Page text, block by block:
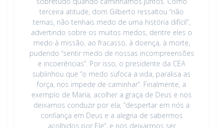
terceira atitude, dom Gilberto ressaltou “não
temas, não tenhais medo de uma história difícil”,
advertindo sobre os muitos medos, dentre eles o
medo à missão, ao fracasso, à doença, à morte,
pudendo “sentir medo de nossas incompreensões
e incoerências”. Por isso, o presidente da CEA
sublinhou que “o medo sufoca a vida, paralisa as
força, nos impede de caminhar”. Finalmente, a
exemplo de Maria, acolher a graça de Deus e nos
deixamos conduzir por ela, “despertar em nós a
confiança em Deus e a alegria de sabermos
acolhidos por Ele”, e nos deixarmos ser